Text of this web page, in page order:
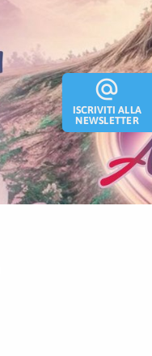
alternate_email
ISCRIVITI ALLA
NEWSLETTER